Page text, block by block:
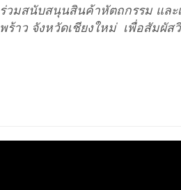
ร่วมสนับสนุนสินค้าหัตถกรรม แล
พร้าว จังหวัดเชียงใหม่ เพื่อสัมผั